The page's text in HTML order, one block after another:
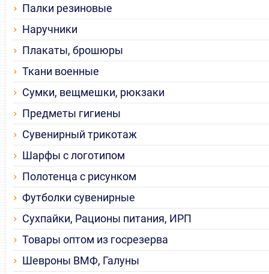
Палки резиновые
Наручники
Плакаты, брошюры
Ткани военные
Сумки, вещмешки, рюкзаки
Предметы гигиены
Сувенирный трикотаж
Шарфы с логотипом
Полотенца с рисунком
Футболки сувенирные
Сухпайки, Рационы питания, ИРП
Товары оптом из госрезерва
Шевроны ВМФ, Галуны